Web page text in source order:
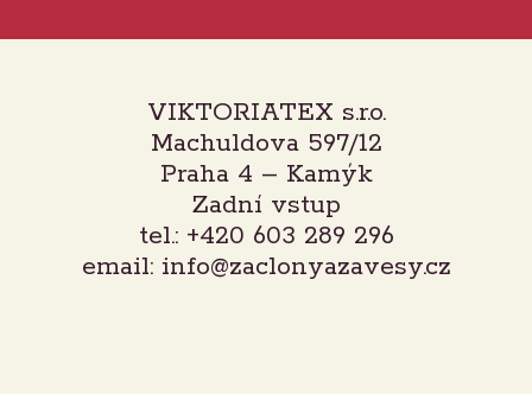
VIKTORIATEX s.r.o.
Machuldova 597/12
Praha 4 – Kamýk
Zadní vstup
tel.: +420 603 289 296
email: info@zaclonyazavesy.cz